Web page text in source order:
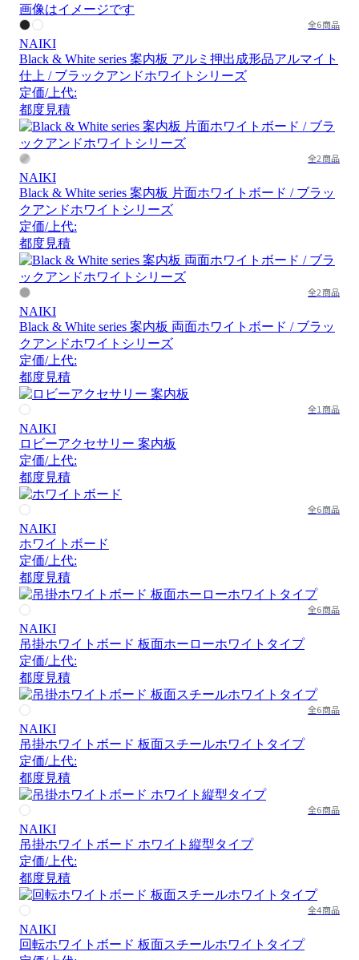
画像はイメージです
全6商品
NAIKI
Black & White series 案内板 アルミ押出成形品アルマイト
仕上 / ブラックアンドホワイトシリーズ
定価/上代:
都度見積
全2商品
NAIKI
Black & White series 案内板 片面ホワイトボード / ブラッ
クアンドホワイトシリーズ
定価/上代:
都度見積
全2商品
NAIKI
Black & White series 案内板 両面ホワイトボード / ブラッ
クアンドホワイトシリーズ
定価/上代:
都度見積
全1商品
NAIKI
ロビーアクセサリー 案内板
定価/上代:
都度見積
全6商品
NAIKI
ホワイトボード
定価/上代:
都度見積
全6商品
NAIKI
吊掛ホワイトボード 板面ホーローホワイトタイプ
定価/上代:
都度見積
全6商品
NAIKI
吊掛ホワイトボード 板面スチールホワイトタイプ
定価/上代:
都度見積
全6商品
NAIKI
吊掛ホワイトボード ホワイト縦型タイプ
定価/上代:
都度見積
全4商品
NAIKI
回転ホワイトボード 板面スチールホワイトタイプ